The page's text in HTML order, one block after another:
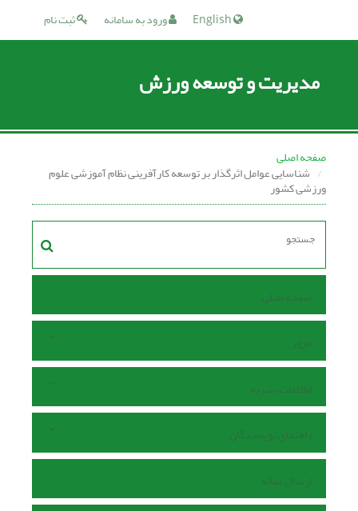
ثبت نام ورود به سامانه
مدیریت و توسعه ورزش
صفحه اصلی
شناسایی عوامل اثرگذار بر توسعه کارآفرینی نظام آموزشی علوم
ورزشی کشور
صفحه اصلی
مرور
اطلاعات نشریه
راهنمای نویسندگان
ارسال مقاله